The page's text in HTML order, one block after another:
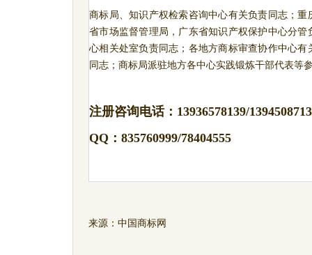
商标局、知识产权检索咨询中心有关负责同志；
省市场监督管理局，广东省知识产权保护中心分
心相关处室负责同志；各地方商标审查协作中心有
同志；商标局派驻地方各中心实践锻炼干部代表等
注册咨询电话： 13936578139/
QQ：835760999/78404555
来源：中国商标网